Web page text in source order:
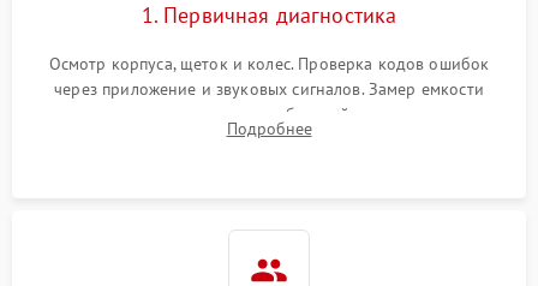
1. Первичная диагностика
Осмотр корпуса, щеток и колес. Проверка кодов ошибок
через приложение и звуковых сигналов. Замер емкости
аккумулятора и тестирование базовой станции зарядки.
Оценка работы лидара, бампера и датчиков падения для
Подробнее